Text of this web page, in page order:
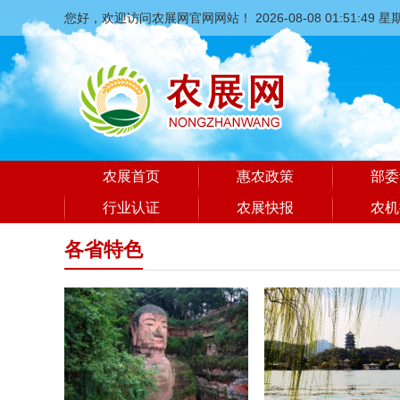
您好，欢迎访问农展网官网网站！ 2026-08-08 01:51:50 星
农展首页 惠农政策 部
行业认证 农展快报 农
各省特色